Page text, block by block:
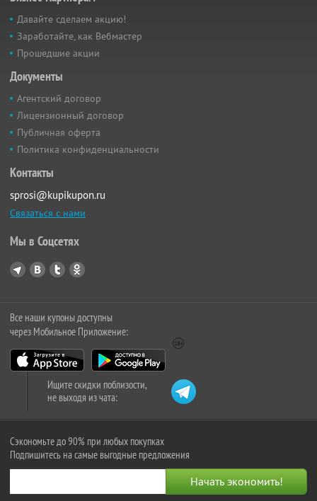
Давайте сделаем акцию!
Заработайте, как Вебмастер
Прошедшие акции
Документы
Агентский договор
Лицензионный договор
Публичная оферта
Политика конфиденциальности
Контакты
sprosi@kupikupon.ru
Связаться с нами
Мы в Соцсетях
Все наши купоны доступны
через Мобильное Приложение:
Ищите скидки поблизости,
не выходя из чата:
Сэкономьте до 90% при любых покупках
Подпишитесь на самые выгодные предложения